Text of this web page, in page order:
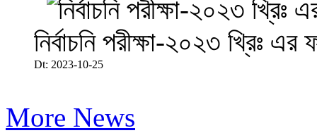
নির্বাচনি পরীক্ষা-২০২৩ খ্রিঃ
Dt: 2023-10-25
More News